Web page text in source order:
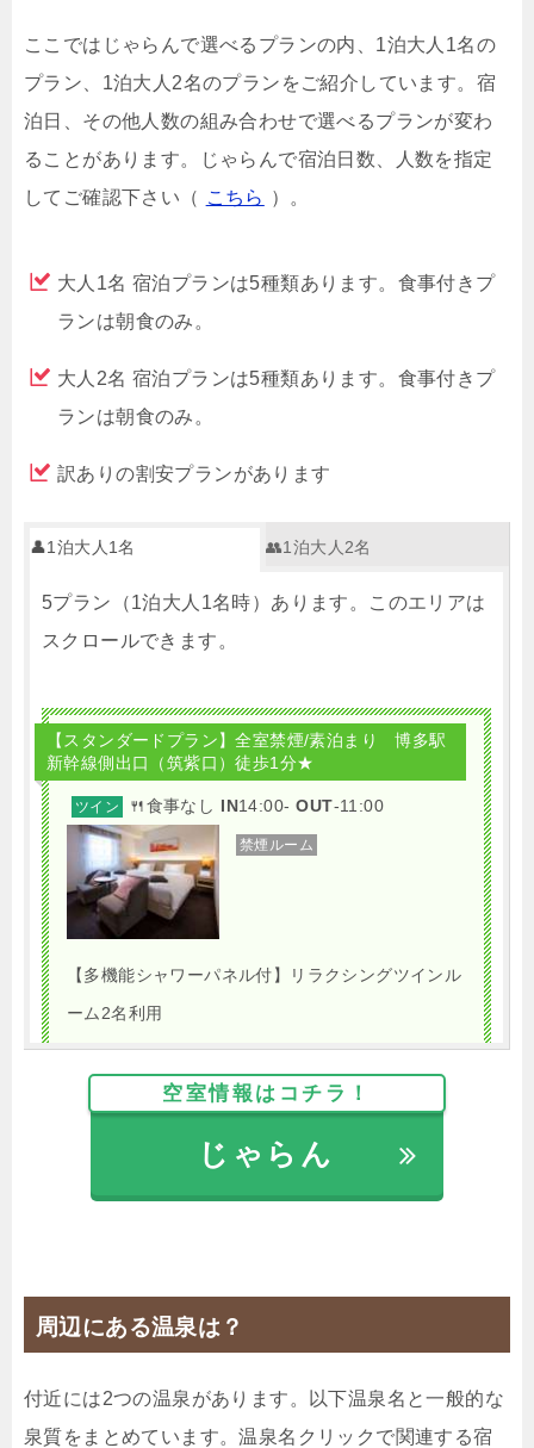
ここではじゃらんで選べるプランの内、1泊大人1名の
プラン、1泊大人2名のプランをご紹介しています。宿
泊日、その他人数の組み合わせで選べるプランが変わ
ることがあります。じゃらんで宿泊日数、人数を指定
してご確認下さい（ こちら ）。
大人1名 宿泊プランは5種類あります。食事付きプ
ランは朝食のみ。
大人2名 宿泊プランは5種類あります。食事付きプ
ランは朝食のみ。
訳ありの割安プランがあります
👤1泊大人1名 👥1泊大人2名
5プラン（1泊大人1名時）あります。このエリアは
スクロールできます。
【スタンダードプラン】全室禁煙/素泊まり 博多駅
新幹線側出口（筑紫口）徒歩1分★
ツイン 🍴食事なし IN14:00- OUT-11:00
禁煙ルーム
【多機能シャワーパネル付】リラクシングツインル
ーム2名利用
1泊大人1名合計（税込）
【選べるお部屋と価格】
13,750円
レッシュツインルーム2名利用
空室情報はコチラ！
じゃらん
周辺にある温泉は？
付近には2つの温泉があります。以下温泉名と一般的な
泉質をまとめています。温泉名クリックで関連する宿